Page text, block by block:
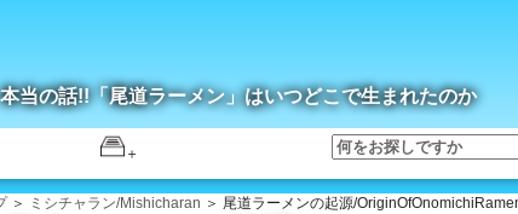
本当の話!!「尾道ラーメン」はいつどこで生まれたのか
＞ ミシチャラン/Mishicharan ＞ 尾道ラーメンの起源/